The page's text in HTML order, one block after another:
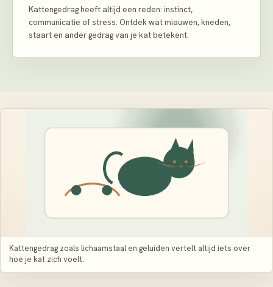
Kattengedrag heeft altijd een reden: instinct,
communicatie of stress. Ontdek wat miauwen, kneden,
staart en ander gedrag van je kat betekent.
Kattengedrag zoals lichaamstaal en geluiden vertelt altijd iets over
hoe je kat zich voelt.